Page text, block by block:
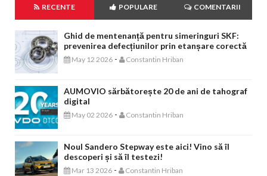
RECENTE POPULARE COMENTARII
Ghid de mentenanță pentru simeringuri SKF:
prevenirea defecțiunilor prin etanșare corectă
May 12 2026 - Constantin Hriban
AUMOVIO sărbătorește 20 de ani de tahograf
digital
May 02 2026 - Constantin Hriban
Noul Sandero Stepway este aici! Vino să îl
descoperi și să îl testezi!
Mar 13 2026 - Constantin Hriban